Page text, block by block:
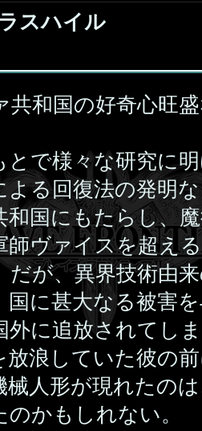
スハイル
共和国の好奇心旺
とで様々な研究に
よる回復法の発明
和国にもたらし、
師ヴァイスを超え
だが、異界技術由
国に甚大なる被害
外に追放されてし
放浪していた彼の
械人形が現れたの
かもしれない。